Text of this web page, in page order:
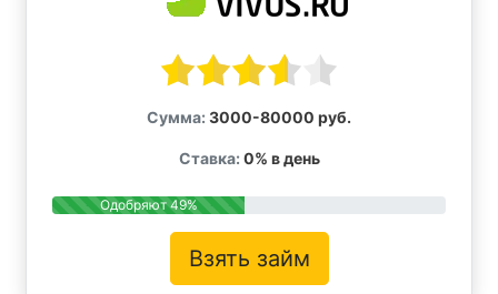
Сумма: 3000-80000 руб.
Ставка: 0% в день
Одобряют 49%
Взять займ